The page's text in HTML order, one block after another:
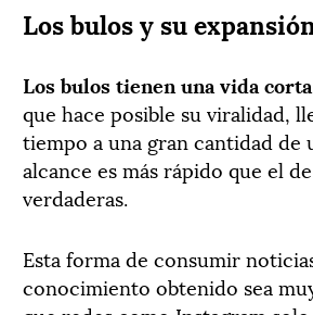
Los bulos y su
Los bulos tienen una vida
que hace posible su viralidad,
tiempo a una gran cantidad de
alcance es más rápido que el
verdaderas.
Esta forma de consumir
conocimiento obtenido sea